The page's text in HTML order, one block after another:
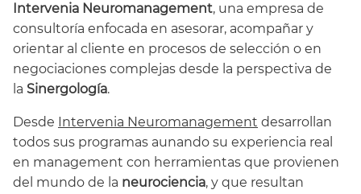
Intervenia Neuromanagement, una empresa de
consultoría enfocada en asesorar, acompañar y
orientar al cliente en procesos de selección o en
negociaciones complejas desde la perspectiva de
la Sinergología.
Desde Intervenia Neuromanagement desarrollan
todos sus programas aunando su experiencia real
en management con herramientas que provienen
del mundo de la neurociencia, y que resultan